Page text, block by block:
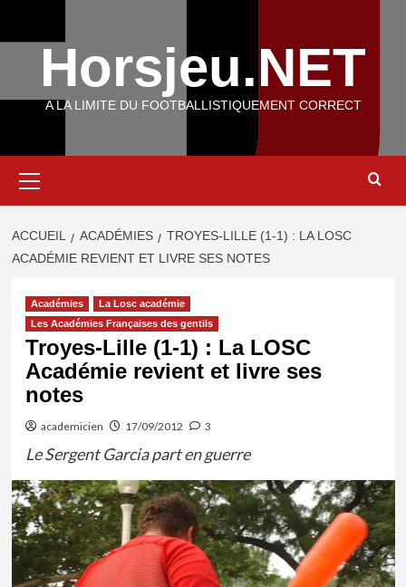
Horsjeu.NET
A LA LIMITE DU FOOTBALLISTIQUEMENT CORRECT
principal
ACCUEIL ACADÉMIES
TROYES-LILLE (1-1) : LA LOSC
ACADÉMIE REVIENT ET LIVRE SES NOTES
Académies
La Losc académie
Les Académies Françaises des gentils
Troyes-Lille (1-1) : La LOSC
Académie revient et livre ses
notes
academicien 17/09/2012 3
Le Sergent Garcia part en guerre